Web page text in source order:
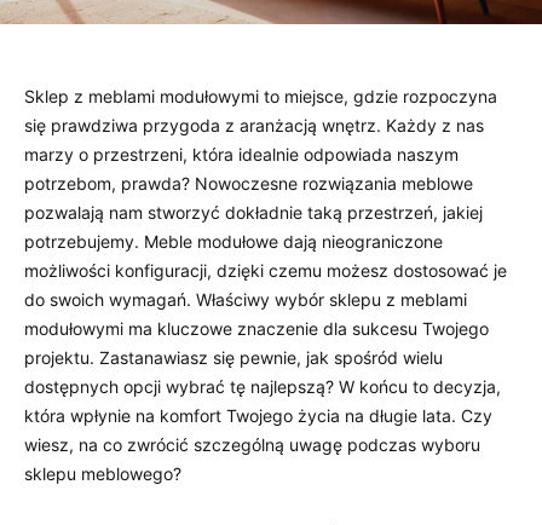
Sklep z meblami modułowymi to miejsce, gdzie rozpoczyna
się prawdziwa przygoda z aranżacją wnętrz. Każdy z nas
marzy o przestrzeni, która idealnie odpowiada naszym
potrzebom, prawda? Nowoczesne rozwiązania meblowe
pozwalają nam stworzyć dokładnie taką przestrzeń, jakiej
potrzebujemy. Meble modułowe dają nieograniczone
możliwości konfiguracji, dzięki czemu możesz dostosować je
do swoich wymagań. Właściwy wybór sklepu z meblami
modułowymi ma kluczowe znaczenie dla sukcesu Twojego
projektu. Zastanawiasz się pewnie, jak spośród wielu
dostępnych opcji wybrać tę najlepszą? W końcu to decyzja,
która wpłynie na komfort Twojego życia na długie lata. Czy
wiesz, na co zwrócić szczególną uwagę podczas wyboru
sklepu meblowego?